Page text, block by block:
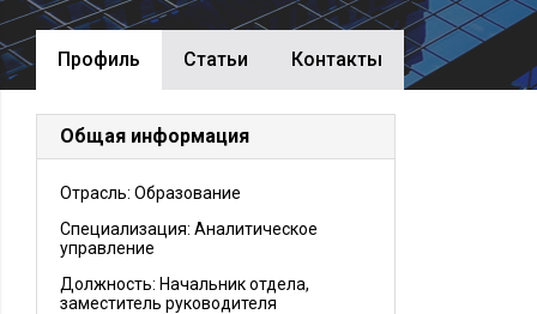
Профиль Cтатьи Контакты
Общая информация
Отрасль: Образование
Специализация: Аналитическое
управление
Должность: Начальник отдела,
заместитель руководителя